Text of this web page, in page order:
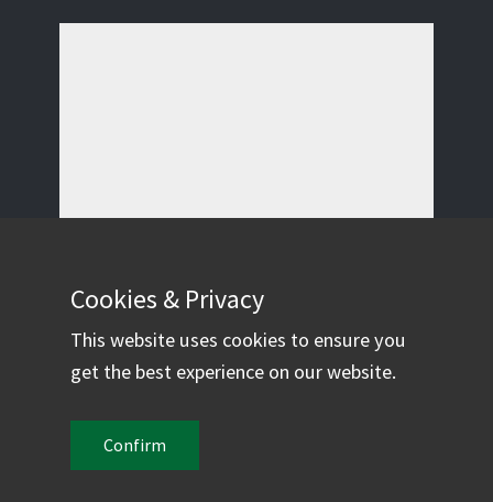
Cookies & Privacy
This website uses cookies to ensure you
get the best experience on our website.
Confirm